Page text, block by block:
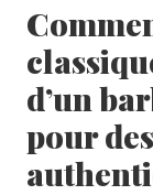
d’un
pour